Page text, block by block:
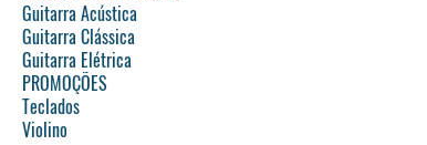
Guitarra Acústica
Guitarra Clássica
Guitarra Elétrica
PROMOÇÕES
Teclados
Violino